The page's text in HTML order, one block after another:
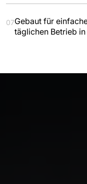
07Gebaut für
täglichen Betrieb